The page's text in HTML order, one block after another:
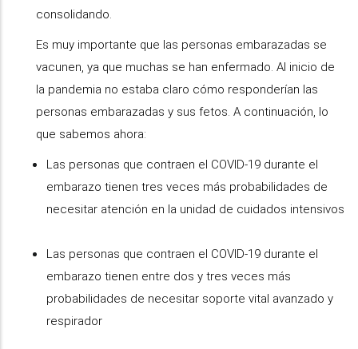
consolidando.
Es muy importante que las personas embarazadas se
vacunen, ya que muchas se han enfermado. Al inicio de
la pandemia no estaba claro cómo responderían las
personas embarazadas y sus fetos. A continuación, lo
que sabemos ahora:
Las personas que contraen el COVID-19 durante el
embarazo tienen tres veces más probabilidades de
necesitar atención en la unidad de cuidados intensivos
Las personas que contraen el COVID-19 durante el
embarazo tienen entre dos y tres veces más
probabilidades de necesitar soporte vital avanzado y
respirador